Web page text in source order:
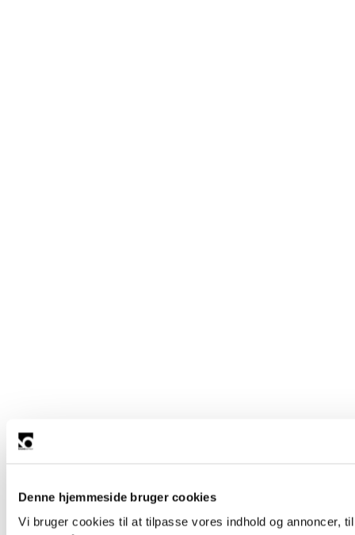
Denne hjemmeside bruger cookies
Vi bruger cookies til at tilpasse vores indhold og annoncer,